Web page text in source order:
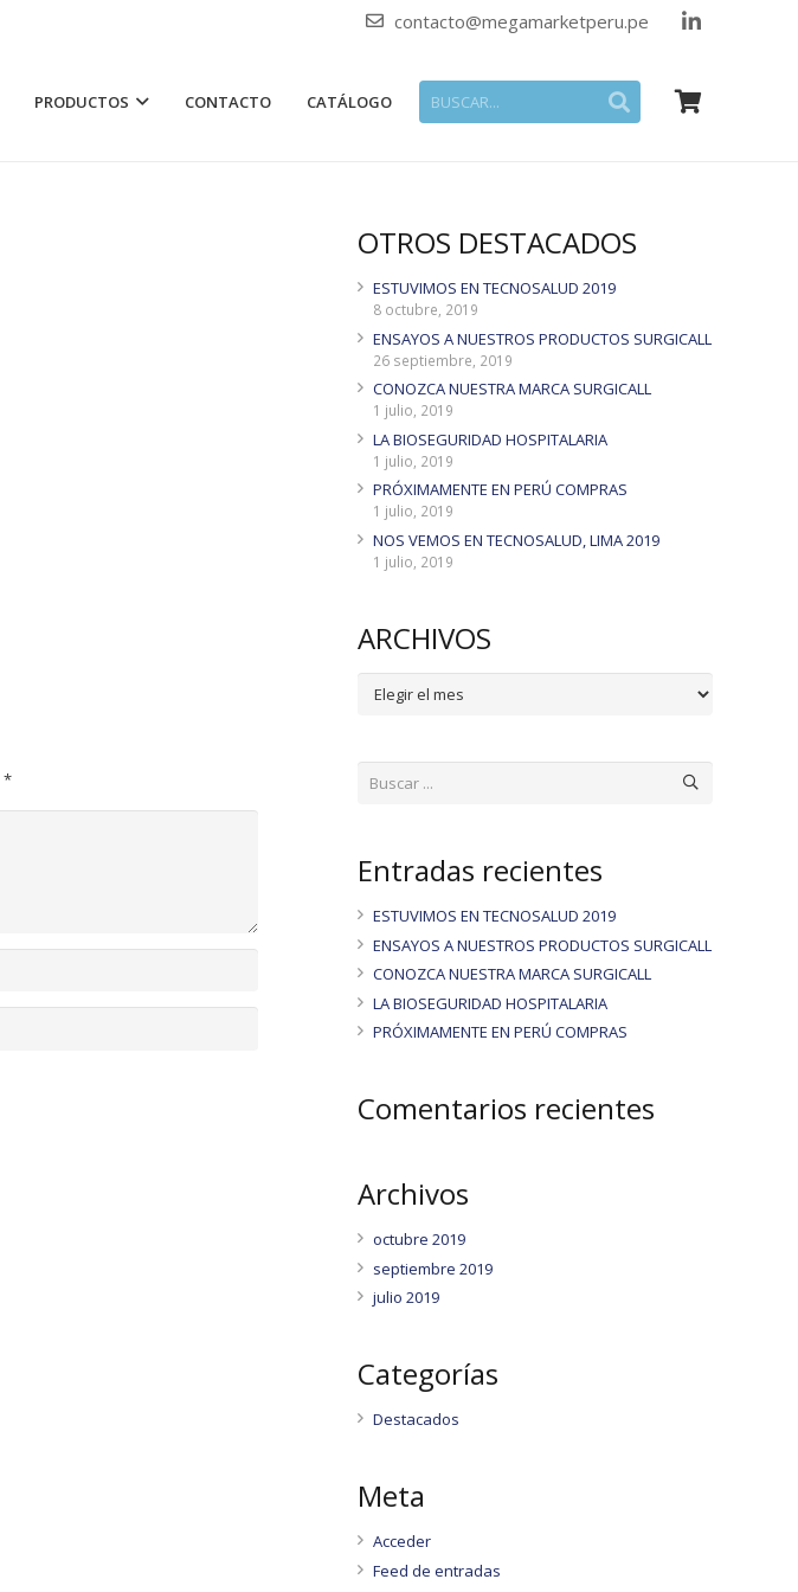
contacto@megamarketperu.pe
PRODUCTOS CONTACTO CATÁLOGO
*
OTROS DESTACADOS
ESTUVIMOS EN TECNOSALUD 2019
8 octubre, 2019
ENSAYOS A NUESTROS PRODUCTOS SURGICALL
26 septiembre, 2019
CONOZCA NUESTRA MARCA SURGICALL
1 julio, 2019
LA BIOSEGURIDAD HOSPITALARIA
1 julio, 2019
PRÓXIMAMENTE EN PERÚ COMPRAS
1 julio, 2019
NOS VEMOS EN TECNOSALUD, LIMA 2019
1 julio, 2019
ARCHIVOS
ARCHIVOS
Entradas recientes
ESTUVIMOS EN TECNOSALUD 2019
ENSAYOS A NUESTROS PRODUCTOS SURGICALL
CONOZCA NUESTRA MARCA SURGICALL
LA BIOSEGURIDAD HOSPITALARIA
PRÓXIMAMENTE EN PERÚ COMPRAS
Comentarios recientes
Archivos
octubre 2019
septiembre 2019
julio 2019
Categorías
Destacados
Meta
Acceder
Feed de entradas